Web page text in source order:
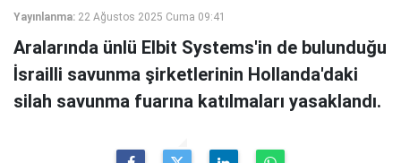
Yayınlanma: 22 Ağustos 2025 Cuma 09:41
Aralarında ünlü Elbit Systems'in de bulunduğu
İsrailli savunma şirketlerinin Hollanda'daki
silah savunma fuarına katılmaları yasaklandı.